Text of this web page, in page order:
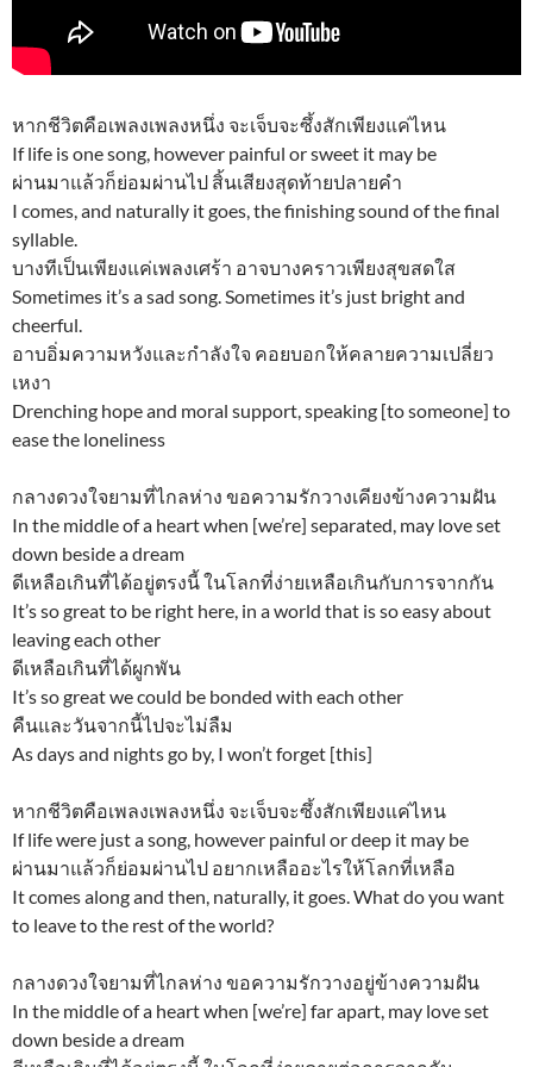
หากชีวิตคือเพลงเพลงหนึ่ง จะเจ็บจะซึ้งสักเพียงแค่ไหน
If life is one song, however painful or sweet it may be
ผ่านมาแล้วก็ย่อมผ่านไป สิ้นเสียงสุดท้ายปลายคำ
I comes, and naturally it goes, the finishing sound of the final
syllable.
บางทีเป็นเพียงแค่เพลงเศร้า อาจบางคราวเพียงสุขสดใส
Sometimes it’s a sad song. Sometimes it’s just bright and
cheerful.
อาบอิ่มความหวังและกำลังใจ คอยบอกให้คลายความเปลี่ยว
เหงา
Drenching hope and moral support, speaking [to someone] to
ease the loneliness
กลางดวงใจยามที่ไกลห่าง ขอความรักวางเคียงข้างความฝัน
In the middle of a heart when [we’re] separated, may love set
down beside a dream
ดีเหลือเกินที่ได้อยู่ตรงนี้ ในโลกที่ง่ายเหลือเกินกับการจากกัน
It’s so great to be right here, in a world that is so easy about
leaving each other
ดีเหลือเกินที่ได้ผูกพัน
It’s so great we could be bonded with each other
คืนและวันจากนี้ไปจะไม่ลืม
As days and nights go by, I won’t forget [this]
หากชีวิตคือเพลงเพลงหนึ่ง จะเจ็บจะซึ้งสักเพียงแค่ไหน
If life were just a song, however painful or deep it may be
ผ่านมาแล้วก็ย่อมผ่านไป อยากเหลืออะไรให้โลกที่เหลือ
It comes along and then, naturally, it goes. What do you want
to leave to the rest of the world?
กลางดวงใจยามที่ไกลห่าง ขอความรักวางอยู่ข้างความฝัน
In the middle of a heart when [we’re] far apart, may love set
down beside a dream